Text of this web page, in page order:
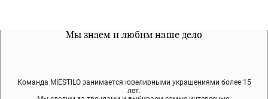
Мы знаем и любим наше дело
Команда MIESTILO занимается ювелирными украшениями более 15
лет.
Все наши материалы гипоалергенны
Мы используем покрытие (родий, ювелирный сплав), которое не
содержит никеля и свинца — это исключает аллергию.
Примерка перед покупкой
Во время доставки спокойно примеряйте украшения, выбирайте те,
что вам нравятся, остальные заберёт курьер.